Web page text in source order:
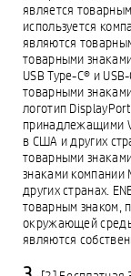
является
используется
являются
товарными
USB Type-C® и
товарными
логотип
принадлежащими
в США и других
товарными
знаками компании
других странах.
товарным знаком,
окружающей
являются